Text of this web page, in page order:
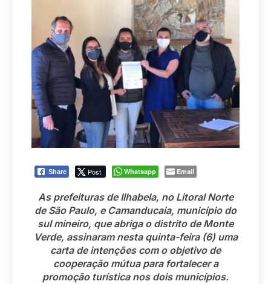
Share Post Whatsapp Email
As prefeituras de Ilhabela, no Litoral Norte
de São Paulo, e Camanducaia, município do
sul mineiro, que abriga o distrito de Monte
Verde, assinaram nesta quinta-feira (6) uma
carta de intenções com o objetivo de
cooperação mútua para fortalecer a
promoção turística nos dois municípios.